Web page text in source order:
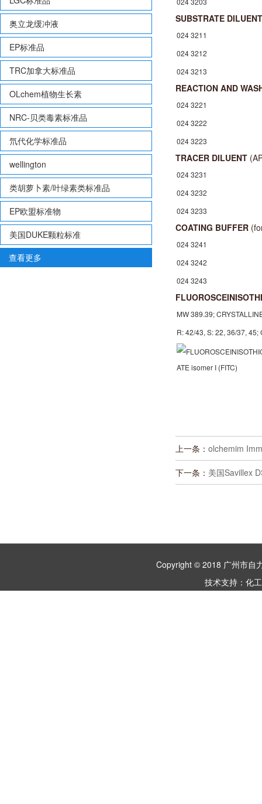
奥立龙缓冲液
EP标准品
TRC加拿大标准品
OLchem植物生长素
NRC-贝类毒素标准品
氘代化学标准品
wellington
类胡萝卜素/叶绿素类标准品
EP欧盟标准物
美国DUKE颗粒标准
查看更多
SUBSTRATE
024 3211
024 3212
024 3213
REACTION AND
024 3221
024 3222
024 3223
TRACER DILUENT
024 3231
024 3232
024 3233
COATING BUFFER
024 3241
024 3242
024 3243
MW 389.39;
R: 42/43, S: 22, 36/37,
上一条： olchemim
下一条： 美国Savillex
Copyright © 2018 广州市
技术支持： 化